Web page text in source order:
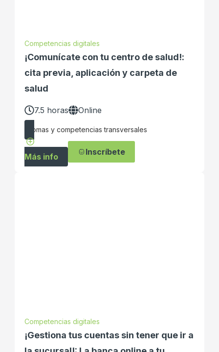
Competencias digitales
¡Comunícate con tu centro de salud!:
cita previa, aplicación y carpeta de
salud
7.5 horas Online
Idiomas y competencias transversales
Más info Inscríbete
Competencias digitales
¡Gestiona tus cuentas sin tener que ir a